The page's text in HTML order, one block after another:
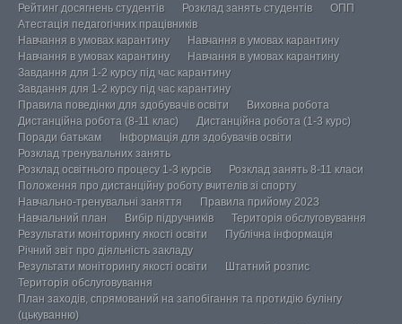
Рейтинг досягнень студентів
Розклад занять студентів
ОПП
Атестація педагогічних працівників
Навчання в умовах карантину
Навчання в умовах карантину
Навчання в умовах карантину
Навчання в умовах карантину
Завдання для 1-2 курсу під час карантину
Завдання для 1-2 курсу під час карантину
Правила поведінки для здобувачів освіти
Виховна робота
Дистанційна робота (8-11 клас)
Дистанційна робота (1-3 курс)
Поради батькам
Інформація для здобувачів освіти
Розклад тренувальних занять
Розклад освітнього процесу 1-3 курсів
Розклад занять 8-11 класи
Положення про дистанційну роботу вчителів зі спорту
Навчально-тренувальні заняття
Правила прийому 2023
Навчальний план
Вибір підручників
Територія обслуговування
Результати моніторингу якості освіти
Публічна інформація
Річний звіт про діяльність закладу
Результати моніторингу якості освіти
Штатний розпис
Територія обслуговування
План заходів, спрямований на запобігання та протидію булінгу
(цькуванню)